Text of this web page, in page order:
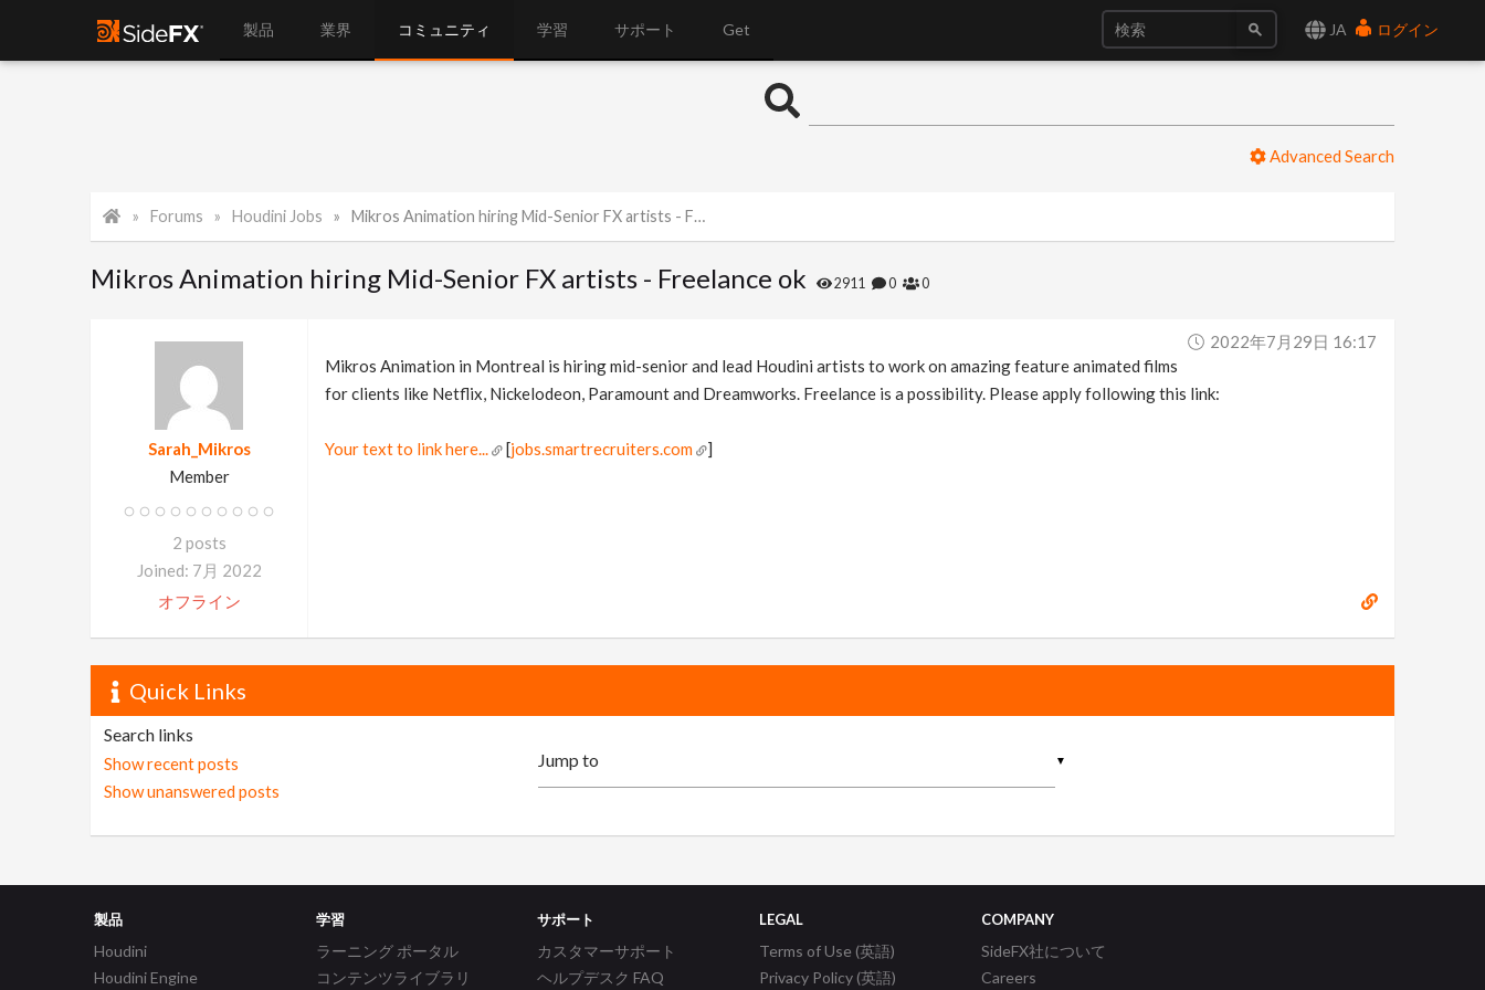
JA ログイン
製品 業界 コミュニティ 学習 サポート Get
Advanced Search
Forums Houdini Jobs Mikros Animation hiring Mid-Senior FX artists - Freelance ok
Mikros Animation hiring Mid-Senior FX artists - Freelance ok 2911 0 0
Sarah_Mikros
Member
2 posts
Joined: 7月 2022
オフライン
2022年7月29日 16:17
Mikros Animation in Montreal is hiring mid-senior and lead Houdini artists to work on amazing feature animated films
for clients like Netflix, Nickelodeon, Paramount and Dreamworks. Freelance is a possibility. Please apply following this link:
Your text to link here... [jobs.smartrecruiters.com ]
Quick Links
Search links
Show recent posts
Show unanswered posts
▼
製品
Houdini
Houdini Engine
学習
ラーニング ポータル
コンテンツライブラリ
サポート
カスタマーサポート
ヘルプデスク FAQ
LEGAL
Terms of Use (英語)
Privacy Policy (英語)
COMPANY
SideFX社について
Careers